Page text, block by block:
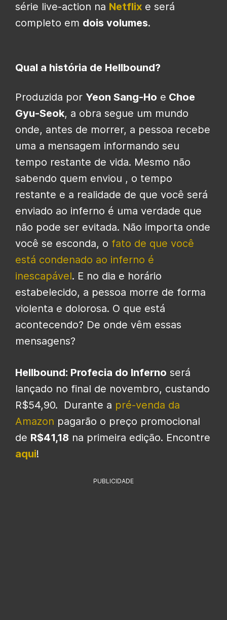
série live-action na Netflix e será
completo em dois volumes.
Qual a história de Hellbound?
Produzida por Yeon Sang-Ho e Choe
Gyu-Seok, a obra segue um mundo
onde, antes de morrer, a pessoa recebe
uma a mensagem informando seu
tempo restante de vida. Mesmo não
sabendo quem enviou , o tempo
restante e a realidade de que você será
enviado ao inferno é uma verdade que
não pode ser evitada. Não importa onde
você se esconda, o fato de que você
está condenado ao inferno é
inescapável. E no dia e horário
estabelecido, a pessoa morre de forma
violenta e dolorosa. O que está
acontecendo? De onde vêm essas
mensagens?
Hellbound: Profecia do Inferno será
lançado no final de novembro, custando
R$54,90. Durante a pré-venda da
Amazon pagarão o preço promocional
de R$41,18 na primeira edição. Encontre
aqui!
PUBLICIDADE